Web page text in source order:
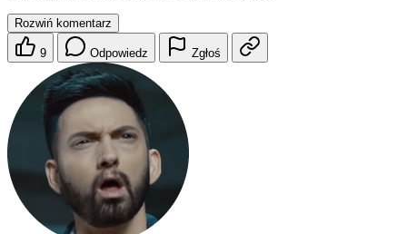
Rozwiń komentarz
9 Odpowiedz Zgłoś